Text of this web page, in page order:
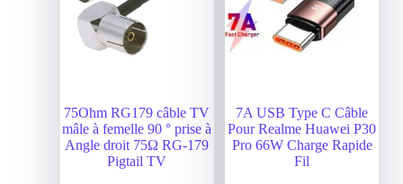
75Ohm RG179 câble TV
mâle à femelle 90 ° prise à
Angle droit 75Ω RG-179
Pigtail TV
7A USB Type C Câble
Pour Realme Huawei P30
Pro 66W Charge Rapide
Fil